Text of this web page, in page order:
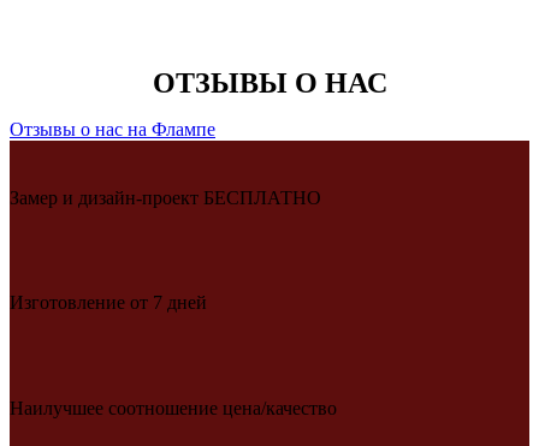
ОТЗЫВЫ О НАС
Отзывы о нас на Флампе
Замер и дизайн-проект БЕСПЛАТНО
Изготовление от 7 дней
Наилучшее соотношение цена/качество